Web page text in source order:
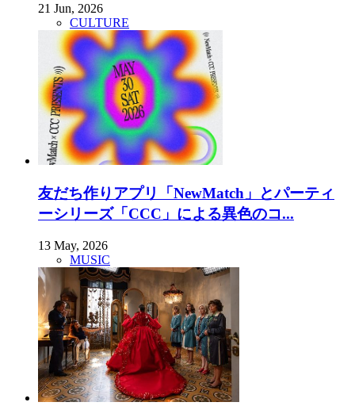
21 Jun, 2026
CULTURE
友だち作りアプリ「NewMatch」とパーティ
ーシリーズ「CCC」による異色のコ...
13 May, 2026
MUSIC